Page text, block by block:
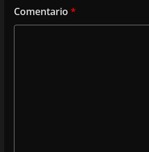
Comentario *